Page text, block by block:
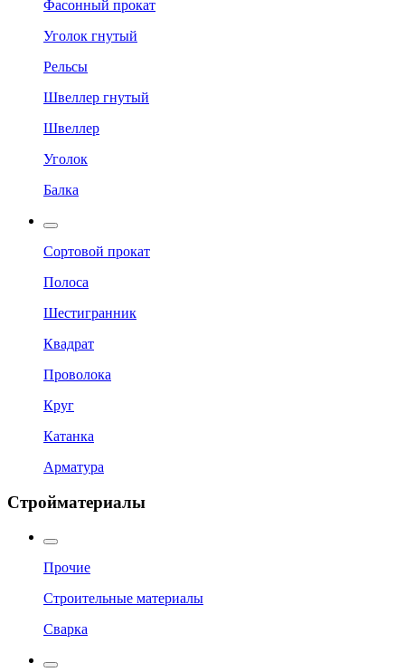
Фасонный прокат
Уголок гнутый
Рельсы
Швеллер гнутый
Швеллер
Уголок
Балка
Сортовой прокат
Полоса
Шестигранник
Квадрат
Проволока
Круг
Катанка
Арматура
Стройматериалы
Прочие
Строительные материалы
Сварка